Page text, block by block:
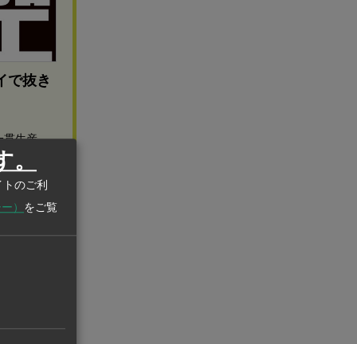
で抜き
貫生産。
団地に構え
年12月にス
くを中国
のご利
） をご覧